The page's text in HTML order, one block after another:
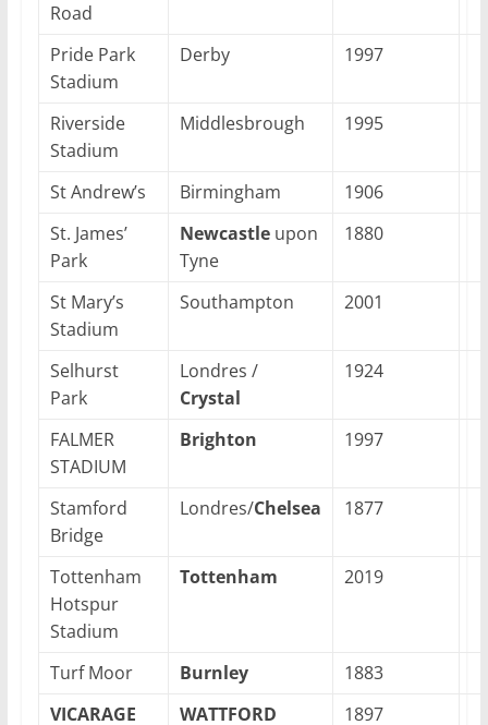
Road
Pride Park
Stadium
Derby 1997
Riverside
Stadium
Middlesbrough 1995
St Andrew’s Birmingham
1906
St. James’
Park
Newcastleupon
Tyne
1880
St Mary’s
Stadium
Southampton 2001
Selhurst
Park
Londres /
Crystal
1924
FALMER
STADIUM
Brighton 1997
Stamford
Bridge
Londres/Chelsea 1877
Tottenham
Hotspur
Stadium
Tottenham 2019
Turf Moor Burnley
1883
VICARAGE
WATTFORD 1897